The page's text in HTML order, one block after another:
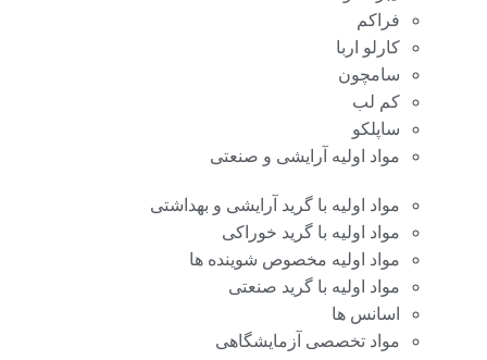
فراکم
کارلو اربا
سامچون
کم لب
ساپلکو
مواد اولیه آرایشی و صنعتی
مواد اولیه با گرید آرایشی و بهداشتی
مواد اولیه با گرید خوراکی
مواد اولیه مخصوص شوینده ها
مواد اولیه با گرید صنعتی
اسانس ها
مواد تخصصی آزمایشگاهی